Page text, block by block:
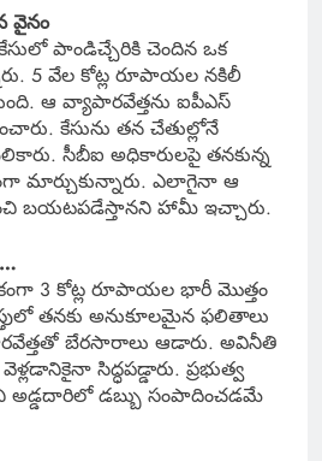
వైనం
పాండిచ్చేరికి చెందిన ఒక
5 వేల కోట్ల రూపాయల నకిలీ
ఆ వ్యాపారవేత్తను ఐపీఎస్
కేసును తన చేతుల్లోనే
సీబీఐ అధికారులపై తనకున్న
మార్చుకున్నారు. ఎలాగైనా ఆ
బయటపడేస్తానని హామీ ఇచ్చారు.
3 కోట్ల రూపాయల భారీ మొత్తం
తనకు అనుకూలమైన ఫలితాలు
బేరసారాలు ఆడారు. అవినీతి
సిద్ధపడ్డారు. ప్రభుత్వ
అడ్డదారిలో డబ్బు సంపాదించడమే